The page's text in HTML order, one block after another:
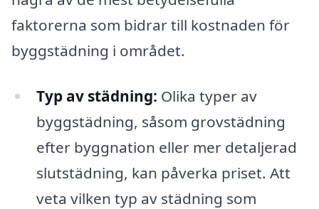
faktorerna som bidrar till kostnaden för
byggstädning i området.
Typ av städning: Olika typer av
byggstädning, såsom grovstädning
efter byggnation eller mer detaljerad
slutstädning, kan påverka priset. Att
veta vilken typ av städning som